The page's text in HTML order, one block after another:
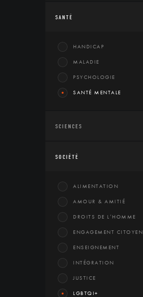
SANTÉ
HANDICAP
MALADIE
PSYCHOLOGIE
SANTÉ MENTALE
SCIENCES
SOCIÉTÉ
ALIMENTATION
AMOUR & AMITIÉ
DROITS DE L’HOMME
ENGAGEMENT CITOYEN
ENSEIGNEMENT
INTÉGRATION
JUSTICE
LGBTQI+